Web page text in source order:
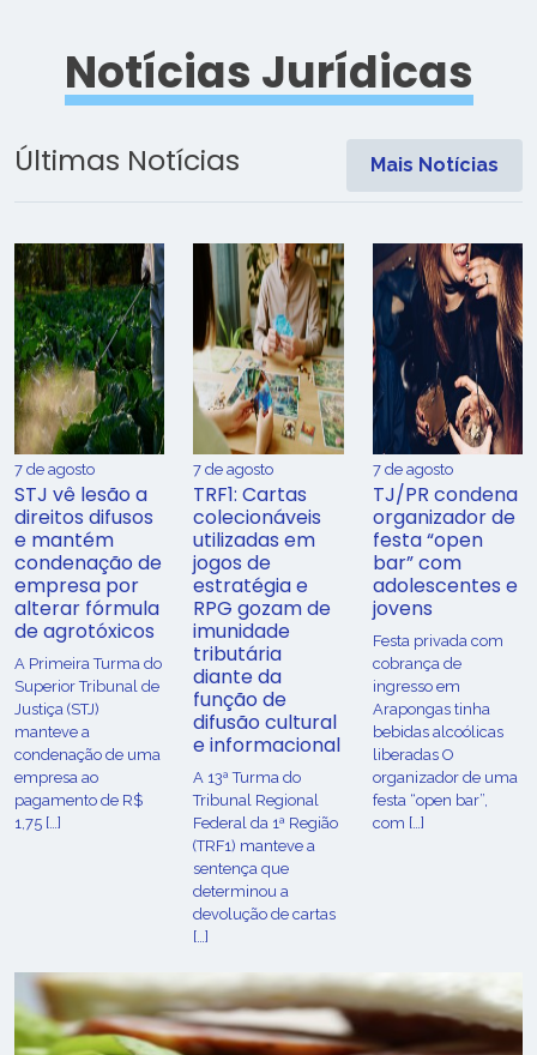
Notícias Jurídicas
Últimas Notícias Mais Notícias
7 de agosto
STJ vê lesão a
direitos difusos
e mantém
condenação de
empresa por
alterar fórmula
de agrotóxicos
​A Primeira Turma do
Superior Tribunal de
Justiça (STJ)
manteve a
condenação de uma
empresa ao
pagamento de R$
1,75 […]
7 de agosto
TRF1: Cartas
colecionáveis
utilizadas em
jogos de
estratégia e
RPG gozam de
imunidade
tributária
diante da
função de
difusão cultural
e informacional
A 13ª Turma do
Tribunal Regional
Federal da 1ª Região
(TRF1) manteve a
sentença que
determinou a
devolução de cartas
[…]
7 de agosto
TJ/PR condena
organizador de
festa “open
bar” com
adolescentes e
jovens
Festa privada com
cobrança de
ingresso em
Arapongas tinha
bebidas alcoólicas
liberadas O
organizador de uma
festa “open bar”,
com […]